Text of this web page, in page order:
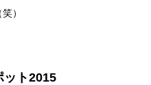
）
ット2015